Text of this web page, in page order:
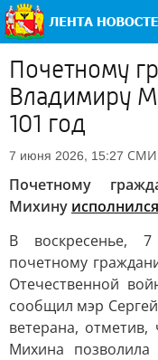
Почетному
Владимиру
101 год
7 июня 2026, 15:27 СМИ
Почетному
Михину исполнился
В воскресенье,
почетному
Отечественной
сообщил мэр
ветерана,
Михина